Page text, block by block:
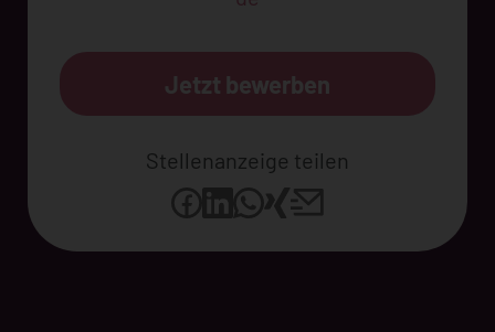
Jetzt bewerben
Stellenanzeige teilen